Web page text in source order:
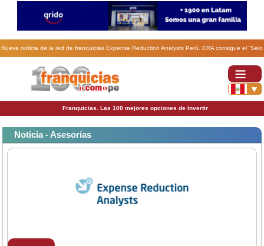
Nueva noticia de la red de franquicias Expense Reduction Analysts Perú. ERA consigue el “Selo
de Excelência em Franchising” en Brasil por tercer año consecutivo.
Franquicias. Las 100 mejores opciones de invertir
Noticia - Asesorías